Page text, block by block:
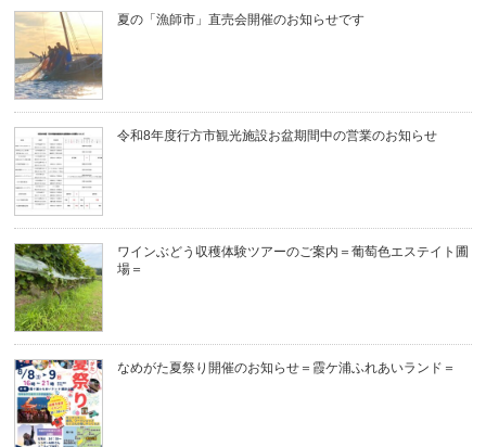
夏の「漁師市」直売会開催のお知らせです
令和8年度行方市観光施設お盆期間中の営業のお知らせ
ワインぶどう収穫体験ツアーのご案内＝葡萄色エステイト圃
場＝
なめがた夏祭り開催のお知らせ＝霞ケ浦ふれあいランド＝